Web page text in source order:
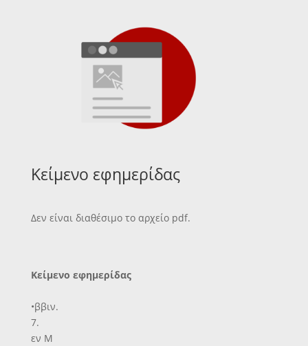
Κείμενο εφημερίδας
Δεν είναι διαθέσιμο το αρχείο pdf.
Κείμενο εφημερίδας
•ββιν.
7.
εν Μ